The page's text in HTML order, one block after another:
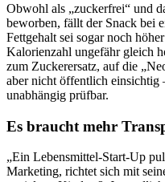
Obwohl als „zuckerfrei“ und
beworben, fällt der Snack bei
Fettgehalt sei sogar noch
Kalorienzahl ungefähr gleich
zum Zuckerersatz, auf die
aber nicht öffentlich einsichtig
unabhängig prüfbar.
Es braucht mehr
„Ein Lebensmittel-Start-Up
Marketing, richtet sich mit